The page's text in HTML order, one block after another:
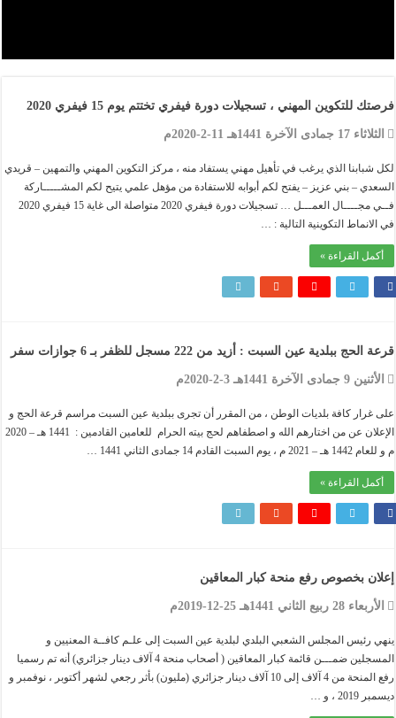
للتكوين المهني ، تسجيلات دورة فيفري تختتم يوم 15 فيفري 2020
جمادى الآخرة 1441هـ 11-2-2020م
الذي يرغب في تأهيل مهني يستفاد منه ، مركز التكوين المهني والتمهين – قريدي
– بني عزيز – يفتح لكم أبوابه للاستفادة من مؤهل علمي يتيح لكم المشـــــاركة
فــي مجــــال العمـــل … تسجيلات دورة فيفري 2020 متواصلة الى غاية 15 فيفري 2020
التكوينية التالية : …
القراءة »
ببلدية عين السبت : أزيد من 222 مسجل للظفر بـ 6 جوازات سفر
الآخرة 1441هـ 3-2-2020م
كافة بلديات الوطن ، من المقرر أن تجرى ببلدية عين السبت مراسم قرعة الحج و
الإعلان عن من اختارهم الله و اصطفاهم لحج بيته الحرام للعامين القادمين : 1441 هـ – 2020
السبت القادم 14 جمادى الثاني 1441 …
القراءة »
بخصوص رفع منحة كبار المعاقين
ربيع الثاني 1441هـ 25-12-2019م
رئيس المجلس الشعبي البلدي لبلدية عين السبت إلى علـم كافــة المعنيين و
المسجلين ضمـــن قائمة كبار المعاقين ( أصحاب منحة 4 آلاف دينار جزائري) أنه تم رسميا
رفع المنحة من 4 آلاف إلى 10 آلاف دينار جزائري (مليون) بأثر رجعي لشهر أكتوبر ، نوفمبر و
، و …